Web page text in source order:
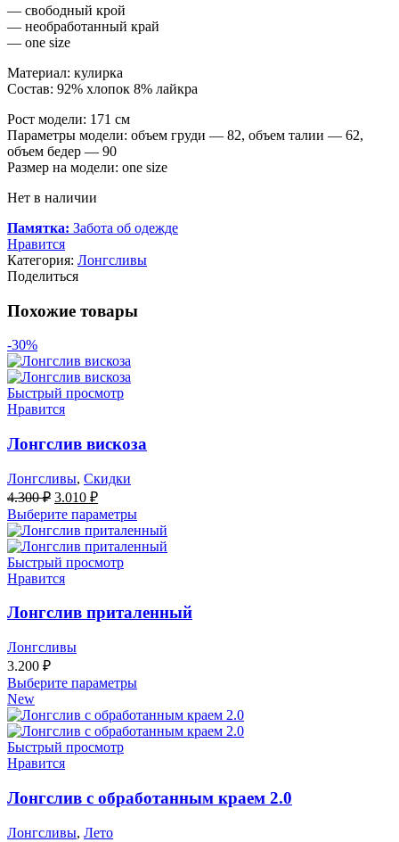
— свободный крой
— необработанный край
— one size
Материал: кулирка
Состав: 92% хлопок 8% лайкра
Рост модели: 171 см
Параметры модели: объем груди — 82, объем талии — 62,
объем бедер — 90
Размер на модели: one size
Нет в наличии
Памятка: Забота об одежде
Нравится
Категория: Лонгсливы
Поделиться
Похожие товары
-30%
Быстрый просмотр
Нравится
Лонгслив вискоза
Лонгсливы, Скидки
4.300₽ Первоначальная
цена
составляла
4.300 ₽.
3.010 ₽Текущая
цена:
3.010 ₽.
Выберите параметры
Быстрый просмотр
Нравится
Лонгслив приталенный
Лонгсливы
3.200 ₽
Выберите параметры
New
Быстрый просмотр
Нравится
Лонгслив с обработанным краем 2.0
Лонгсливы, Лето